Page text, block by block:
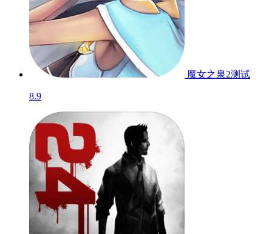
魔女之泉2测试
8.9